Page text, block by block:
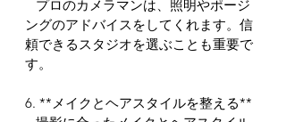
ングのアドバイスをしてくれます。信
頼できるスタジオを選ぶことも重要で
す。
6. **メイクとヘアスタイルを整える**